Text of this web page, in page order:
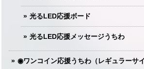
光るLED応援ボード
光るLED応援メッセージうちわ
◉ワンコイン応援うちわ（レギュラーサ